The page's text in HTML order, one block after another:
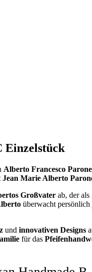
Einzelstück
Alberto Francesco
Jean Marie Alberto
Großvater ab, der als
überwacht persönlich
und innovativen Designs
für das